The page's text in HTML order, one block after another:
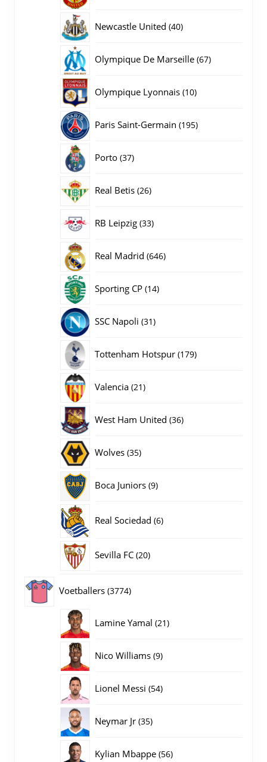
Newcastle United 4040
Olympique De Marseille 6767
Olympique Lyonnais 1010
Paris Saint-Germain 195195
Porto 3737
Real Betis 2626
RB Leipzig 3333
Real Madrid 646646
Sporting CP 1414
SSC Napoli 3131
Tottenham Hotspur 179179
Valencia 2121
West Ham United 3636
Wolves 3535
Boca Juniors 99
Real Sociedad 66
Sevilla FC 2020
Voetballers 37743774
Lamine Yamal 2121
Nico Williams 99
Lionel Messi 5454
Neymar Jr 3535
Kylian Mbappe 5656